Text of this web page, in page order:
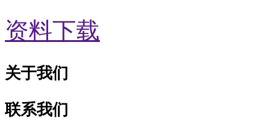
资料下载
关于我们
联系我们